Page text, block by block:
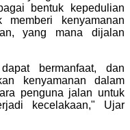
bentuk kepedulian
memberi kenyamanan
yang mana dijalan
bermanfaat, dan
kenyamanan dalam
penguna jalan untuk
kecelakaan," Ujar